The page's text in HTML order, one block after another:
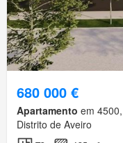
680 000 €
Apartamento em
Distrito de Aveiro